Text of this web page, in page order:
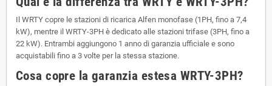
Il WRTY copre le stazioni di ricarica Alfen monofase (1PH, fino a 7,4
kW), mentre il WRTY-3PH è dedicato alle stazioni trifase (3PH, fino a
22 kW). Entrambi aggiungono 1 anno di garanzia ufficiale e sono
acquistabili fino a 3 volte per la stessa stazione.
Cosa copre la garanzia estesa WRTY-3PH?